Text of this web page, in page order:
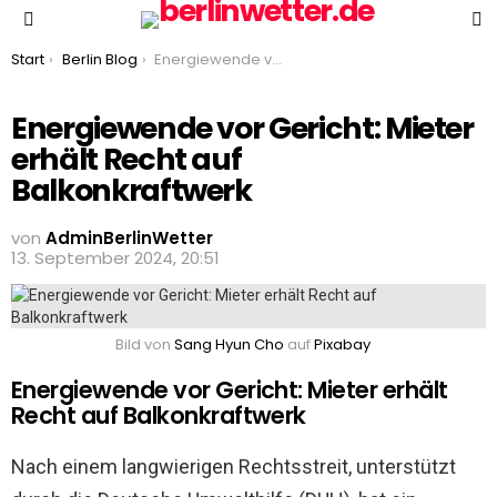
You are here:
Start Berlin Blog Energiewende vor Gericht: Mieter erhält Recht auf Balkonkraftwerk
Energiewende vor Gericht: Mieter
erhält Recht auf
Balkonkraftwerk
von AdminBerlinWetter
13. September 2024, 20:51
Bild von Sang Hyun Cho aufPixabay
Energiewende vor Gericht: Mieter erhält
Recht auf Balkonkraftwerk
Nach einem langwierigen Rechtsstreit, unterstützt